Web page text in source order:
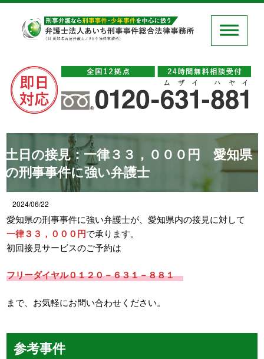
土日の接見：一律３３，０００円 愛知県
の刑事事件に強い弁護士
2024/06/22
愛知県の刑事事件に強い弁護士が、愛知県内の接見に対して
一律３３，０００円で承ります。
初回接見サービスのご予約は
フリーダイヤル０１２０－６３１－８８１
まで、お気軽にお問い合わせください。
参考事件